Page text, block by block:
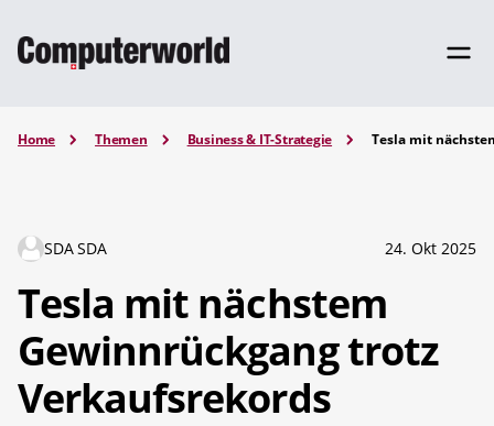
Home Themen Business & IT-Strategie Tesla mit
SDA SDA 24. Okt 2025
Tesla mit nächstem
Gewinnrückgang trotz
Verkaufsrekords